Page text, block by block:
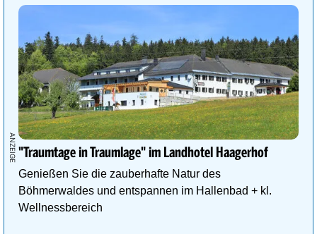
"Traumtage in Traumlage" im Landhotel Haagerhof
Genießen Sie die zauberhafte Natur des
Böhmerwaldes und entspannen im Hallenbad + kl.
Wellnessbereich